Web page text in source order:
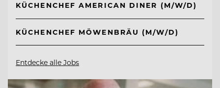
KÜCHENCHEF AMERICAN DINER (M/W/D)
KÜCHENCHEF MÖWENBRÄU (M/W/D)
Entdecke alle Jobs